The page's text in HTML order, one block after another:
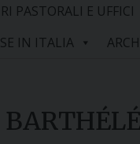
PASTORALI E UFFICI
IN ITALIA